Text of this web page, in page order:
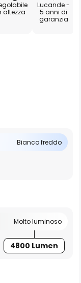
altezza
Lucande -
5 anni di
garanzia
Bianco freddo
Molto luminoso
4800 Lumen